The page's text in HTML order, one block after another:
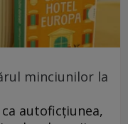
minciunilor la
autoficțiunea,